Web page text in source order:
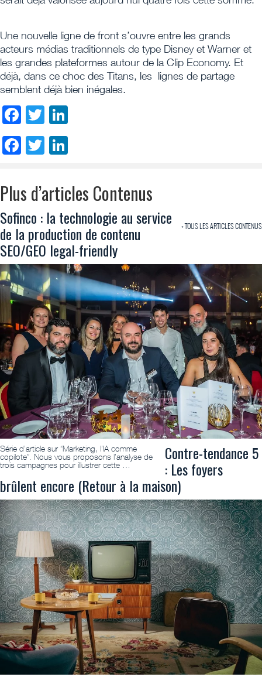
Une nouvelle ligne de front s’ouvre entre les grands
acteurs médias traditionnels de type Disney et Warner et
les grandes plateformes autour de la Clip Economy. Et
déjà, dans ce choc des Titans, les lignes de partage
semblent déjà bien inégales.
Facebook
Twitter
Facebook
Twitter
Plus d’articles Contenus
+ TOUS LES ARTICLES CONTENUS
Sofinco : la technologie au service
de la production de contenu
SEO/GEO legal-friendly
Série d’article sur “Marketing, l’IA comme
copilote”. Nous vous proposons l’analyse de
trois campagnes pour illustrer cette …
Contre-tendance 5
: Les foyers
brûlent encore (Retour à la maison)